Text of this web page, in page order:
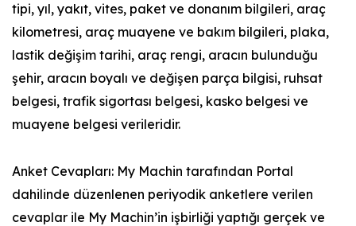
tipi, yıl, yakıt, vites, paket ve donanım bilgileri, araç
kilometresi, araç muayene ve bakım bilgileri, plaka,
lastik değişim tarihi, araç rengi, aracın bulunduğu
şehir, aracın boyalı ve değişen parça bilgisi, ruhsat
belgesi, trafik sigortası belgesi, kasko belgesi ve
muayene belgesi verileridir.
Anket Cevapları: My Machin tarafından Portal
dahilinde düzenlenen periyodik anketlere verilen
cevaplar ile My Machin’in işbirliği yaptığı gerçek ve